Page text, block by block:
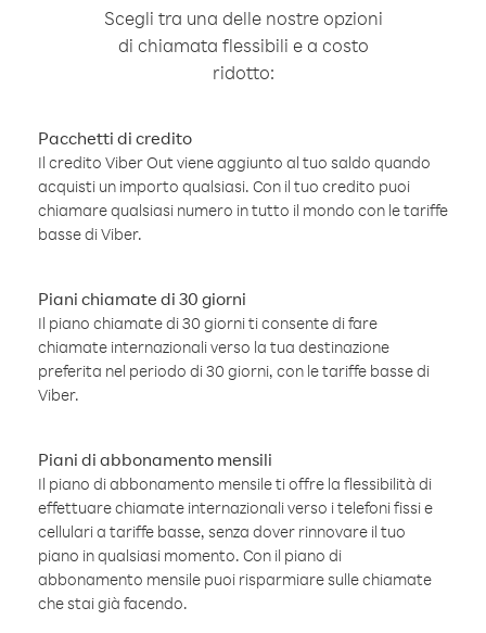
Scegli tra una delle nostre opzioni
di chiamata flessibili e a costo
ridotto:
Pacchetti di credito
Il credito Viber Out viene aggiunto al tuo saldo quando
acquisti un importo qualsiasi. Con il tuo credito puoi
chiamare qualsiasi numero in tutto il mondo con le tariffe
basse di Viber.
Piani chiamate di 30 giorni
Il piano chiamate di 30 giorni ti consente di fare
chiamate internazionali verso la tua destinazione
preferita nel periodo di 30 giorni, con le tariffe basse di
Viber.
Piani di abbonamento mensili
Il piano di abbonamento mensile ti offre la flessibilità di
effettuare chiamate internazionali verso i telefoni fissi e
cellulari a tariffe basse, senza dover rinnovare il tuo
piano in qualsiasi momento. Con il piano di
abbonamento mensile puoi risparmiare sulle chiamate
che stai già facendo.